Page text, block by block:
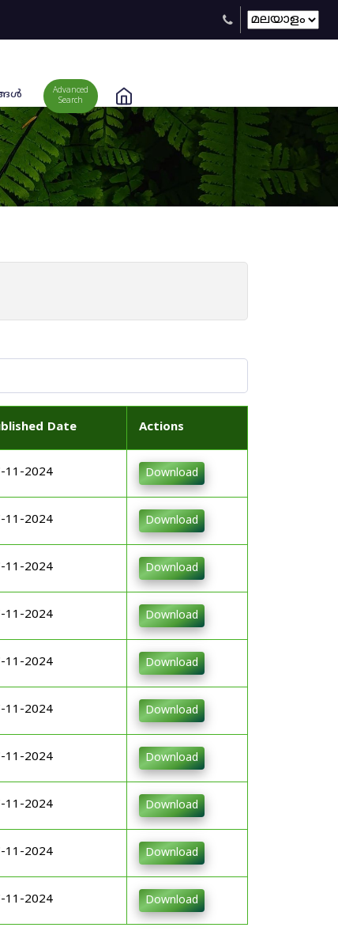
Advanced
Search
Date Actions
11-2024 Download
11-2024 Download
11-2024 Download
11-2024 Download
11-2024 Download
11-2024 Download
11-2024 Download
11-2024 Download
11-2024 Download
11-2024 Download